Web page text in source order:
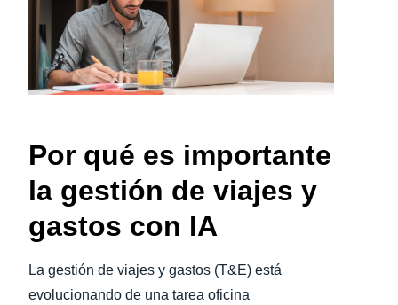
Nederlands (English)
Sweden (English)
Denmark (English)
Belgium (English)
España (Español)
Norway (English)
Singapore (English)
Por qué es importante
la gestión de viajes y
gastos con IA
La gestión de viajes y gastos (T&E) está
evolucionando de una tarea oficina